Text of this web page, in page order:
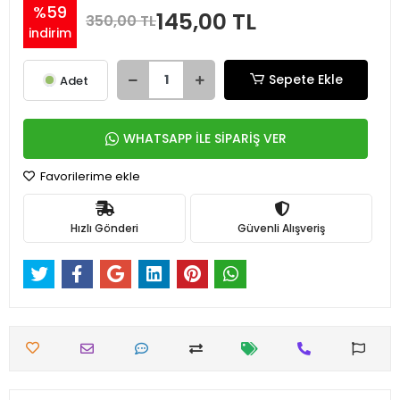
%59
indirim
350,00 TL145,00 TL
Adet Sepete Ekle
WHATSAPP İLE SİPARİŞ VER
Favorilerime ekle
Hızlı Gönderi Güvenli Alışveriş